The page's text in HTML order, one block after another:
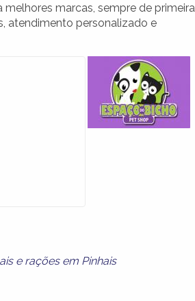
marcas, sempre de primeira
atendimento personalizado e
e rações em Pinhais